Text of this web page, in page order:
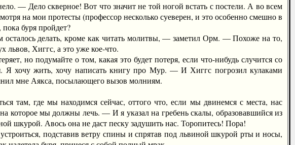
— Дело скверное! Вот что значит не той ногой встать с постели. А во всем
на мои протесты (профессор несколько суеверен, и это особенно смешно в
буря пройдет?
делать, кроме как читать молитвы, — заметил Орм. — Похоже на то,
Хиггс, а это уже кое-что.
но подумайте о том, какая это будет потеря, если что-нибудь случится со
Я хочу жить, хочу написать книгу про Мур. — И Хиггс погрозил кулаками
мне Аякса, посылающего вызов молниям.
где мы находимся сейчас, оттого что, если мы двинемся с места, нас
которое мы должны лечь. — И я указал на гребень скалы, образовавшийся из
Авось она не даст песку задушить нас. Торопитесь! Пора!
подставив ветру спины и спрятав под львиной шкурой рты и носы,